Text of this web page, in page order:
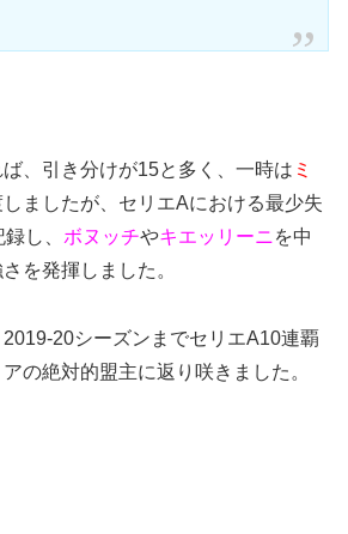
、引き分けが15と多く、一時は ミ
ましたが、セリエAにおける最少失
し、 ボヌッチやキエッリーニを中
を発揮しました。
20シーズンまでセリエA10連覇
の絶対的盟主に返り咲きました。